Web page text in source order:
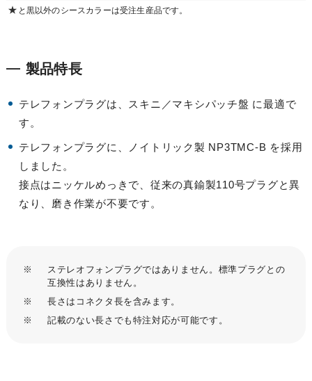
★ と黒以外のシースカラーは受注生産品です。
製品特長
テレフォンプラグは、スキニ／マキシパッチ盤 に最適で
す。
テレフォンプラグに、ノイトリック製 NP3TMC-B を採用
しました。
接点はニッケルめっきで、従来の真鍮製110号プラグと異
なり、磨き作業が不要です。
※
ステレオフォンプラグではありません。標準プラグとの
互換性はありません。
※
長さはコネクタ長を含みます。
※
記載のない長さでも特注対応が可能です。